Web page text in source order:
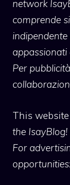
network
comprende
appassionati
Per
This website
the
For